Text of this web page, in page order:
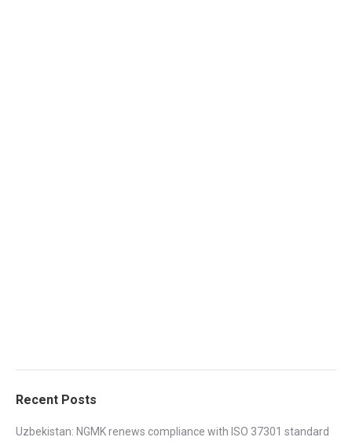
Recent Posts
Uzbekistan: NGMK renews compliance with ISO 37301 standard